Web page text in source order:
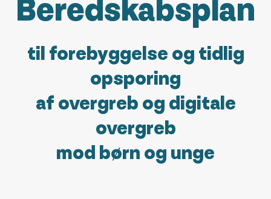
Beredskabsplan
til forebyggelse og tidlig
opsporing
af overgreb og digitale
overgreb
mod børn og unge